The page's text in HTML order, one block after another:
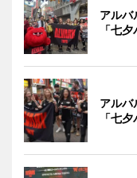
アルバ
「七
アルバ
「七